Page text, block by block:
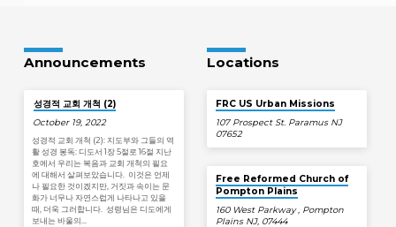
Announcements
성경적 교회 개척 (2)
October 19, 2022
성경적 교회 개척 (2): 지도부와 그들의 역
활 성경 봉독: 디도서 1장 5절로 16절 지난
호에서 우리는 복음과 교회 개척의 필요
에 대해서 살펴보았습니다. 이것은 언제
나 필요한 것이겠지만, 거짓과 속이는 문
화가 너무나 자연스럽게 나타나고 있을
때, 더욱 그러합니다. 성령님은 디도에게
보내는 바울의…
Locations
FRC US Urban Missions
107 Prospect St. Paramus NJ
07652
Free Reformed Church of
Pompton Plains
160 West Parkway , Pompton
Plains NJ, 07444